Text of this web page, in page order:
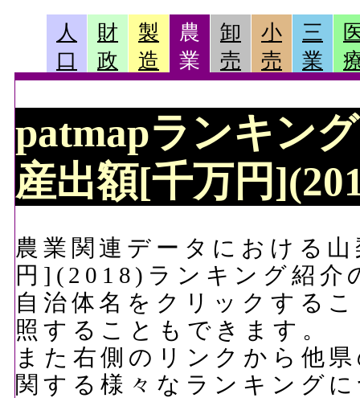
人
口
財
政
製
造
農
業
卸
売
小
売
三
業
patmapランキン
産出額[千万円
農業関連データにおける
円](2018)ランキング紹介
自治体名をクリックする
照することもできます。
また右側のリンクから他
関する様々なランキング